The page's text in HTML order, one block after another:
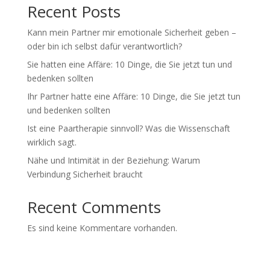
Recent Posts
Kann mein Partner mir emotionale Sicherheit geben –
oder bin ich selbst dafür verantwortlich?
Sie hatten eine Affäre: 10 Dinge, die Sie jetzt tun und
bedenken sollten
Ihr Partner hatte eine Affäre: 10 Dinge, die Sie jetzt tun
und bedenken sollten
Ist eine Paartherapie sinnvoll? Was die Wissenschaft
wirklich sagt.
Nähe und Intimität in der Beziehung: Warum
Verbindung Sicherheit braucht
Recent Comments
Es sind keine Kommentare vorhanden.